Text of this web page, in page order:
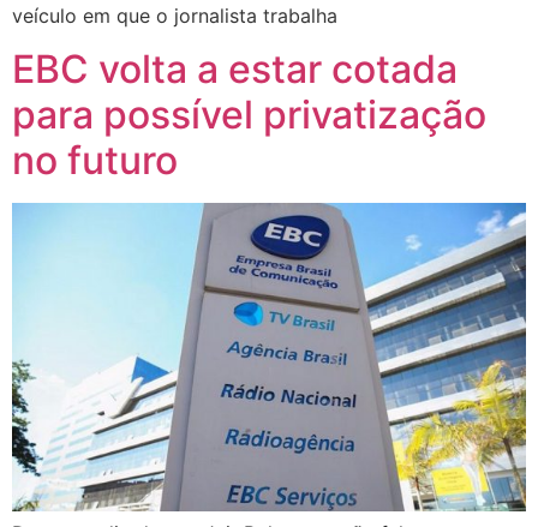
veículo em que o jornalista trabalha
EBC volta a estar cotada
para possível privatização
no futuro